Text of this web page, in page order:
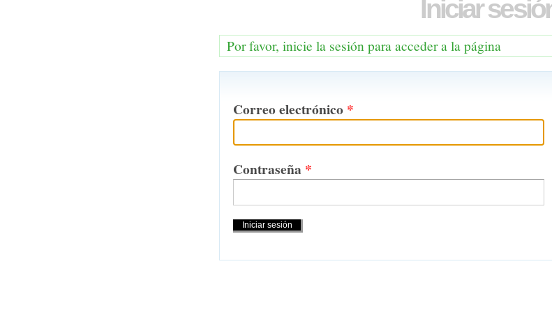
Iniciar
Por favor, inicie la sesión para acceder a la página
Correo electrónico *
Contraseña *
Acciones